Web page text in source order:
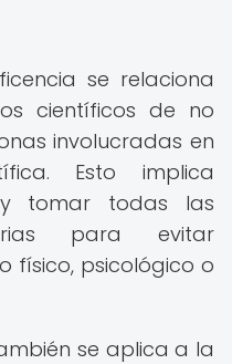
se relaciona
científicos de no
involucradas en
Esto implica
y tomar todas las
para evitar
físico, psicológico o
se aplica a la